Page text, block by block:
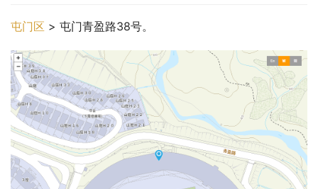
屯门区 > 屯门青盈路38号。